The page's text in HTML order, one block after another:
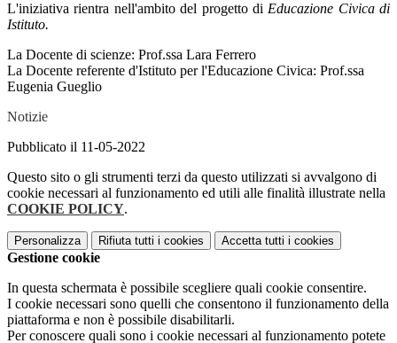
L'iniziativa rientra nell'ambito del progetto di Educazione Civica di
Istituto.
La Docente di scienze: Prof.ssa Lara Ferrero
La Docente referente d'Istituto per l'Educazione Civica: Prof.ssa
Eugenia Gueglio
Notizie
Pubblicato il 11-05-2022
Questo sito o gli strumenti terzi da questo utilizzati si avvalgono di
cookie necessari al funzionamento ed utili alle finalità illustrate nella
COOKIE POLICY.
Personalizza Rifiuta tutti i cookies Accetta tutti i cookies
Gestione cookie
In questa schermata è possibile scegliere quali cookie consentire.
I cookie necessari sono quelli che consentono il funzionamento della
piattaforma e non è possibile disabilitarli.
Per conoscere quali sono i cookie necessari al funzionamento potete